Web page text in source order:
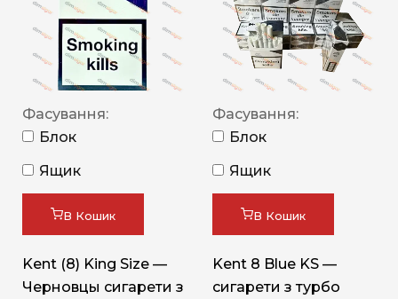
Фасування:
Блок
Ящик
В Кошик
Kent (8) King Size —
Черновцы сигарети з
Фасування:
Блок
Ящик
В Кошик
Kent 8 Blue KS —
сигарети з турбо